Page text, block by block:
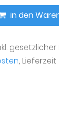
in den
gesetzlicher
,